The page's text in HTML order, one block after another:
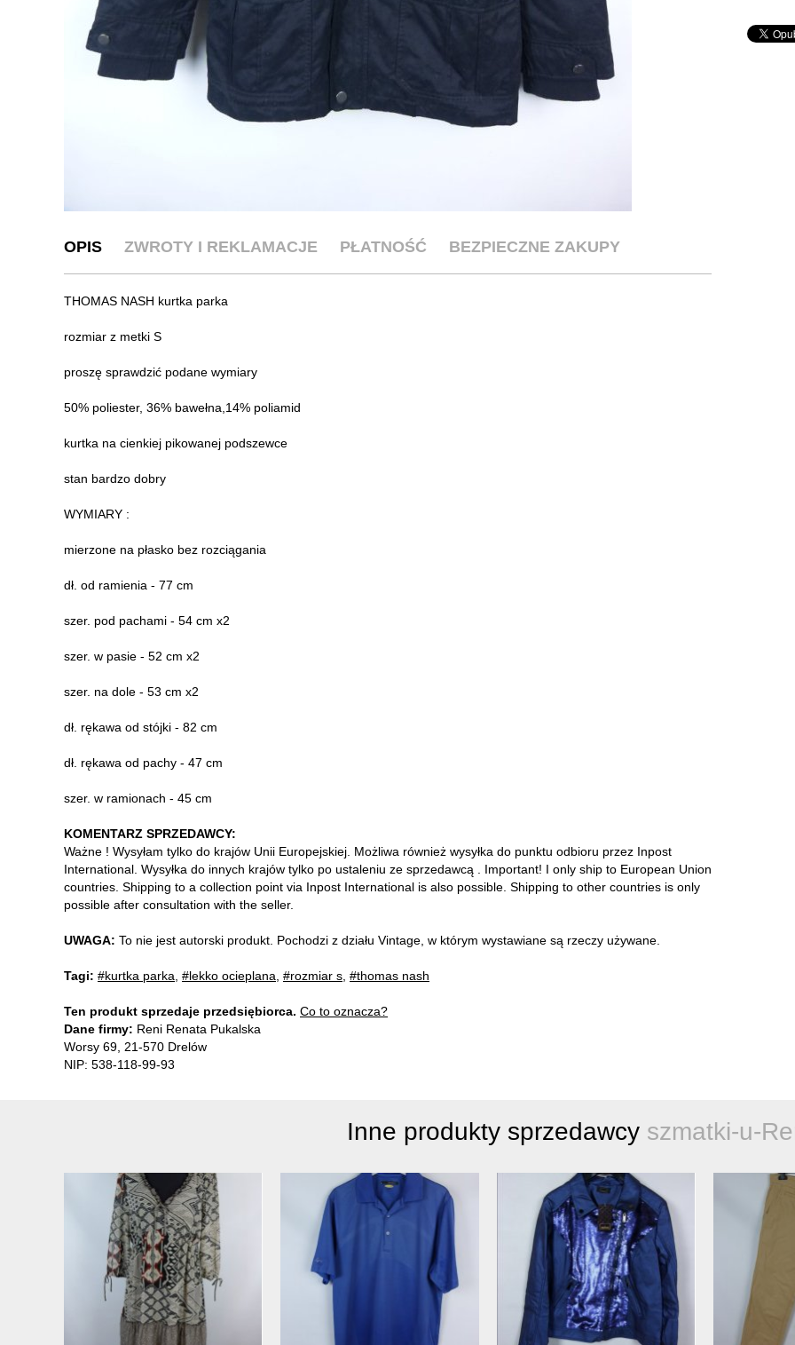
OPIS ZWROTY I REKLAMACJE PŁATNOŚĆ BEZPIECZNE ZAKUPY
THOMAS NASH kurtka parka
rozmiar z metki S
proszę sprawdzić podane wymiary
50% poliester, 36% bawełna,14% poliamid
kurtka na cienkiej pikowanej podszewce
stan bardzo dobry
WYMIARY :
mierzone na płasko bez rozciągania
dł. od ramienia - 77 cm
szer. pod pachami - 54 cm x2
szer. w pasie - 52 cm x2
szer. na dole - 53 cm x2
dł. rękawa od stójki - 82 cm
dł. rękawa od pachy - 47 cm
szer. w ramionach - 45 cm
KOMENTARZ SPRZEDAWCY:
Ważne ! Wysyłam tylko do krajów Unii Europejskiej. Możliwa również wysyłka do punktu odbioru przez Inpost
International. Wysyłka do innych krajów tylko po ustaleniu ze sprzedawcą . Important! I only ship to European Union
countries. Shipping to a collection point via Inpost International is also possible. Shipping to other countries is only
possible after consultation with the seller.
UWAGA: To nie jest autorski produkt. Pochodzi z działu Vintage, w którym wystawiane są rzeczy używane.
Tagi: #kurtka parka #lekko ocieplana #rozmiar s #thomas nash
Ten produkt sprzedaje przedsiębiorca. Co to oznacza?
Dane firmy: Reni Renata Pukalska
Worsy 69, 21-570 Drelów
NIP: 538-118-99-93
Inne produkty sprzedawcy szmatki-u-